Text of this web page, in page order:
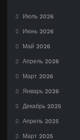
Июль 2026
Июнь 2026
Май 2026
Апрель 2026
Март 2026
Январь 2026
Декабрь 2025
Апрель 2025
Март 2025